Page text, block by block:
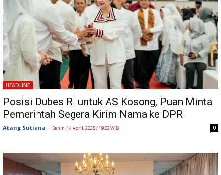
HEADLINE
Posisi Dubes RI untuk AS Kosong, Puan Minta
Pemerintah Segera Kirim Nama ke DPR
Atang Sutiana - Senin, 14 April, 2025 / 19:02 WIB 0